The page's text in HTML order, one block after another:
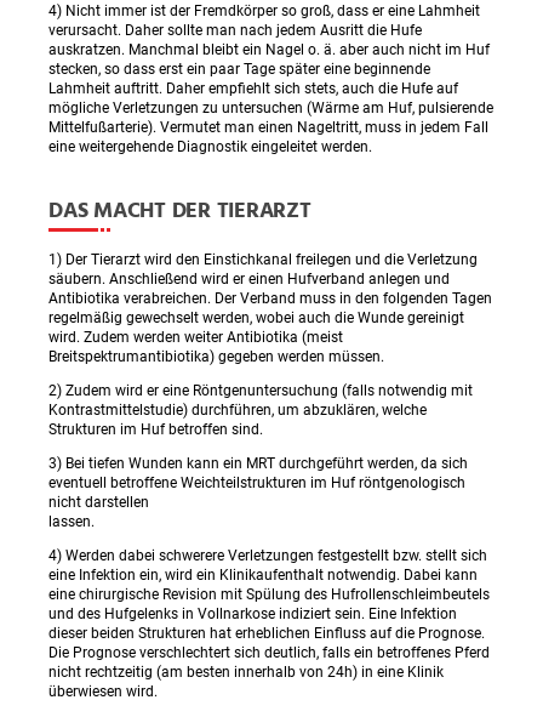
4) Nicht immer ist der Fremdkörper so groß, dass er eine Lahmheit
verursacht. Daher sollte man nach jedem Ausritt die Hufe
auskratzen. Manchmal bleibt ein Nagel o. ä. aber auch nicht im Huf
stecken, so dass erst ein paar Tage später eine beginnende
Lahmheit auftritt. Daher empfiehlt sich stets, auch die Hufe auf
mögliche Verletzungen zu untersuchen (Wärme am Huf, pulsierende
Mittelfußarterie). Vermutet man einen Nageltritt, muss in jedem Fall
eine weitergehende Diagnostik eingeleitet werden.
DAS MACHT DER TIERARZT
1) Der Tierarzt wird den Einstichkanal freilegen und die Verletzung
säubern. Anschließend wird er einen Hufverband anlegen und
Antibiotika verabreichen. Der Verband muss in den folgenden Tagen
regelmäßig gewechselt werden, wobei auch die Wunde gereinigt
wird. Zudem werden weiter Antibiotika (meist
Breitspektrumantibiotika) gegeben werden müssen.
2) Zudem wird er eine Röntgenuntersuchung (falls notwendig mit
Kontrastmittelstudie) durchführen, um abzuklären, welche
Strukturen im Huf betroffen sind.
3) Bei tiefen Wunden kann ein MRT durchgeführt werden, da sich
eventuell betroffene Weichteilstrukturen im Huf röntgenologisch
nicht darstellen
lassen.
4) Werden dabei schwerere Verletzungen festgestellt bzw. stellt sich
eine Infektion ein, wird ein Klinikaufenthalt notwendig. Dabei kann
eine chirurgische Revision mit Spülung des Hufrollenschleimbeutels
und des Hufgelenks in Vollnarkose indiziert sein. Eine Infektion
dieser beiden Strukturen hat erheblichen Einfluss auf die Prognose.
Die Prognose verschlechtert sich deutlich, falls ein betroffenes Pferd
nicht rechtzeitig (am besten innerhalb von 24h) in eine Klinik
überwiesen wird.